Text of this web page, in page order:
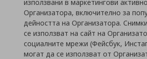
използвани в маркетингови
Организатора, включително за
дейността на Организатора.
се използват на сайт на
социалните мрежи (Фейсбук,
могат да се използват от